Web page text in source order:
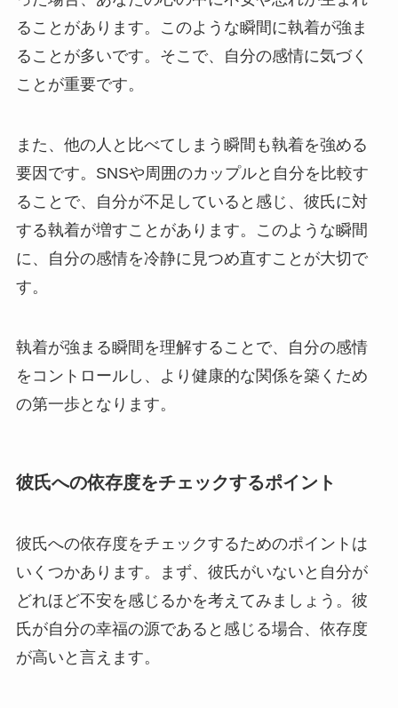
ることがあります。このような瞬間に執着が強ま
ることが多いです。そこで、自分の感情に気づく
ことが重要です。
また、他の人と比べてしまう瞬間も執着を強める
要因です。SNSや周囲のカップルと自分を比較す
ることで、自分が不足していると感じ、彼氏に対
する執着が増すことがあります。このような瞬間
に、自分の感情を冷静に見つめ直すことが大切で
す。
執着が強まる瞬間を理解することで、自分の感情
をコントロールし、より健康的な関係を築くため
の第一歩となります。
彼氏への依存度をチェックするポイント
彼氏への依存度をチェックするためのポイントは
いくつかあります。まず、彼氏がいないと自分が
どれほど不安を感じるかを考えてみましょう。彼
氏が自分の幸福の源であると感じる場合、依存度
が高いと言えます。